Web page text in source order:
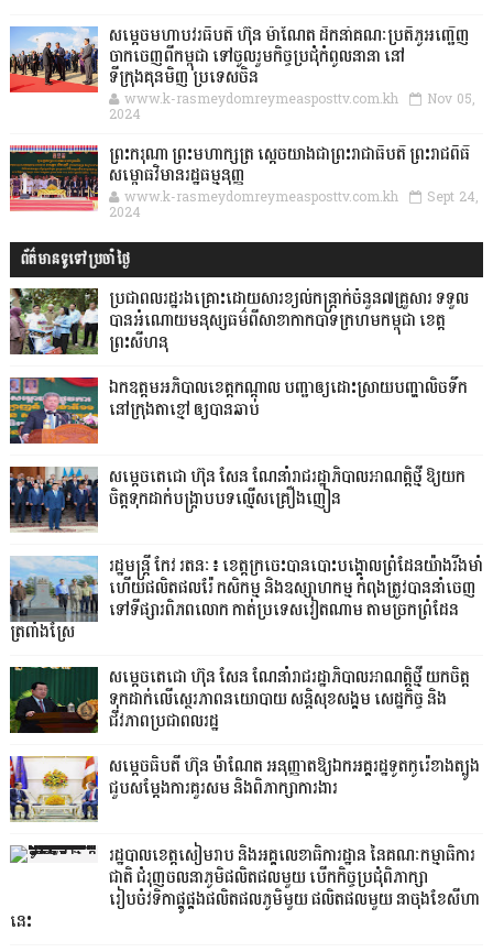
សម្តេចមហាបវរធិបតី ហ៊ុន ម៉ាណែត ដឹកនាំគណៈប្រតិភូអញ្ជើញ
ចាកចេញពីកម្ពុជា ទៅចូលរួមកិច្ចប្រជុំកំពូលនានា នៅ
ទីក្រុងគុនមិញ ប្រទេសចិន
www.k-rasmeydomreymeasposttv.com.kh Nov 05,
2024
ព្រះករុណា ព្រះមហាក្សត្រ ស្តេចយាងជាព្រះរាជាធិបតី ព្រះរាជពិធី
សម្ពោធវិមានរដ្ឋធម្មនុញ្ញ
www.k-rasmeydomreymeasposttv.com.kh Sept 24,
2024
ព័ត៌មានទូទៅប្រចាំថ្ងៃ
ប្រជាពលរដ្ឋរងគ្រោះដោយសារខ្យល់កន្ត្រាក់ចំនួន៧គ្រួសារ ទទួល
បានអំណោយមនុស្សធម៌ពីសាខាកាកបាទក្រហមកម្ពុជា ខេត្ត
ព្រះសីហនុ
ឯកឧត្តមអភិបាលខេត្តកណ្ដាល បញ្ជាឲ្យដោះស្រាយបញ្ហាលិចទឹក
នៅក្រុងតាខ្មៅ ឲ្យបានឆាប់
សម្តេចតេជោ ហ៊ុន សែន ណែនាំរាជរដ្ឋាភិបាលអាណត្តិថ្មី ឱ្យយក
ចិត្តទុកដាក់បង្ក្រាបបទល្មើសគ្រឿងញៀន
រដ្ឋមន្ត្រី កែវ រតនៈ៖ ខេត្តក្រចេះបានបោះបង្គោលព្រំដែនយ៉ាងរឹងមាំ
ហើយផលិតផលរ៉ែ កសិកម្ម និងឧស្សាហកម្ម កំពុងត្រូវបាននាំចេញ
ទៅទីផ្សារពិភពលោក កាត់ប្រទេសវៀតណាម តាមច្រកព្រំដែន
ត្រពាំងស្រែ
សម្តេចតេជោ ហ៊ុន សែន ណែនាំរាជរដ្ឋាភិបាលអាណត្តិថ្មី យកចិត្ត
ទុកដាក់លើស្ថេរភាពនយោបាយ សន្តិសុខសង្គម សេដ្ឋកិច្ច និង
ជីវភាពប្រជាពលរដ្ឋ
សម្តេចធិបតី ហ៊ុន ម៉ាណែត អនុញ្ញាតឱ្យឯកអគ្គរដ្ឋទូតកូរ៉េខាងត្បូង
ជួបសម្តែងការគួរសម និងពិភាក្សាការងារ
រដ្ឋបាលខេត្តសៀមរាប និងអគ្គលេខាធិការដ្ឋាន នៃគណៈកម្មាធិការ
ជាតិ ជំរុញចលនាភូមិផលិតផលមួយ បើកកិច្ចប្រជុំពិភាក្សា
រៀបចំវទិកាផ្គូផ្គងផលិតផលភូមិមួយ ផលិតផលមួយ នាចុងខែសីហា
នេះ